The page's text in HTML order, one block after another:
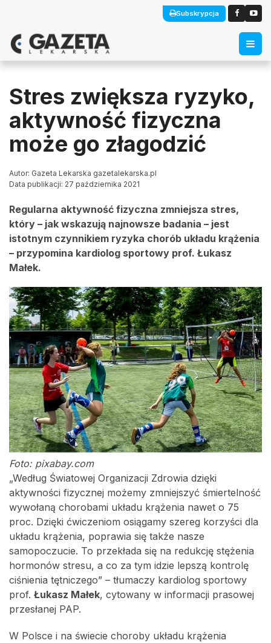
Subskrypcja
Stres zwiększa ryzyko,
aktywność fizyczna
może go złagodzić
Autor: Gazeta Lekarska gazetalekarska.pl
Data publikacji: 27 października 2021
Regularna aktywność fizyczna zmniejsza stres,
który – jak wskazują najnowsze badania – jest
istotnym czynnikiem ryzyka chorób układu krążenia
– przypomina kardiolog sportowy prof. Łukasz
Małek.
Foto: pixabay.com
„Według Światowej Organizacji Zdrowia dzięki
aktywności fizycznej możemy zmniejszyć śmiertelność
wywołaną chorobami układu krążenia nawet o 75
proc. Dzięki ćwiczeniom osiągamy szereg korzyści dla
układu krążenia, poprawia się także nasze
samopoczucie. To przekłada się na redukcję stężenia
hormonów stresu, a co za tym idzie lepszą kontrolę
ciśnienia tętniczego” – tłumaczy kardiolog sportowy
prof. Łukasz Małek, cytowany w informacji prasowej
przesłanej PAP.
W Polsce i na świecie choroby układu krążenia